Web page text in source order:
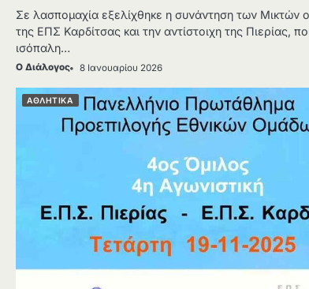
Σε λασπομαχία εξελίχθηκε η συνάντηση των Μικτών
της ΕΠΣ Καρδίτσας και την αντίστοιχη της Πιερίας,
ισόπαλη…
Ο Διάλογος 8 Ιανουαρίου 2026
ΑΘΛΗΤΙΚΑ